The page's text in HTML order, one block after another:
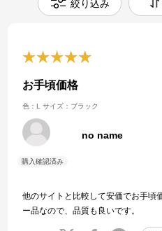
絞り込み
お手頃価格
色：L サイズ：ブラック
no name
他のサイトと比較して安価でお手頃
ー品なので、品質も良いです。